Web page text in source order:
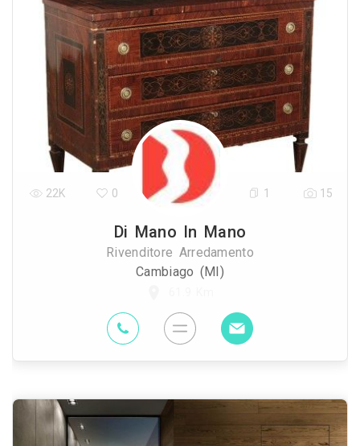
Di Mano In Mano
Rivenditore Arredamento
Cambiago (MI)
22K 0 1 15